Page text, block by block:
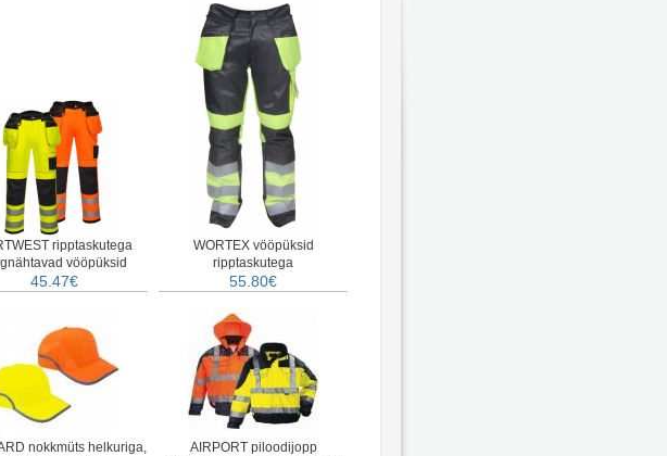
ripptaskutega
vööpüksid
45.47€
WORTEX vööpüksid
ripptaskutega
55.80€
nokkmüts helkuriga,
AIRPORT piloodijopp